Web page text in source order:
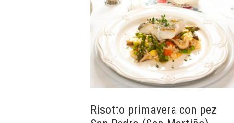
Risotto primavera con pez